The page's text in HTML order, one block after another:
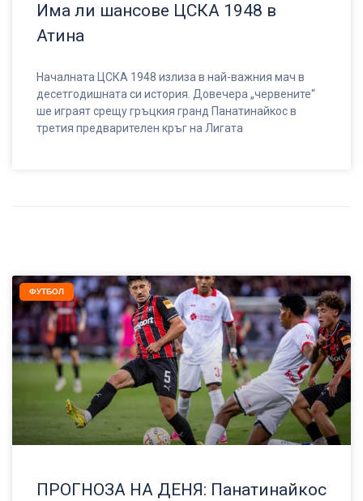
Има ли шансове ЦСКА 1948 в
Атина
Началната ЦСКА 1948 излиза в най-важния мач в
десетгодишната си история. Довечера „червените“
ше играят срещу гръцкия гранд Панатинайкос в
третия предварителен кръг на Лигата
ФУТБОЛ
ПРОГНОЗА НА ДЕНЯ: Панатинайкос